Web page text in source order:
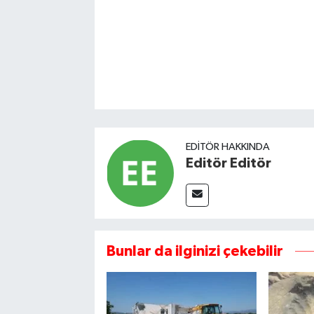
EDITÖR HAKKINDA
Editör Editör
Bunlar da ilginizi çekebilir